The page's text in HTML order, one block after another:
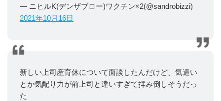
— ニヒルK(デンザブロー)ワクチン×2(@sandrobizzi)
2021年10月16日
新しい上司産育休について面談したんだけど、気遣い
とか気配り力が前上司と違いすぎて拝み倒しそうだっ
た